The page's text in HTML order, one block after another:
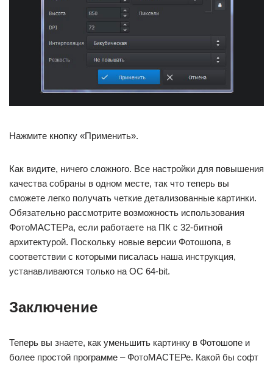
Нажмите кнопку «Применить».
Как видите, ничего сложного. Все настройки для повышения
качества собраны в одном месте, так что теперь вы
сможете легко получать четкие детализованные картинки.
Обязательно рассмотрите возможность использования
ФотоМАСТЕРа, если работаете на ПК с 32-битной
архитектурой. Поскольку новые версии Фотошопа, в
соответствии с которыми писалась наша инструкция,
устанавливаются только на ОС 64-bit.
Заключение
Теперь вы знаете, как уменьшить картинку в Фотошопе и
более простой программе – ФотоМАСТЕРе. Какой бы софт